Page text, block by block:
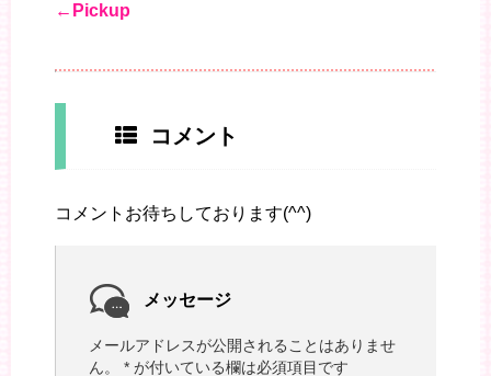
←Pickup
コメント
コメントお待ちしております(^^)
メッセージ
メールアドレスが公開されることはありませ
ん。
* が付いている欄は必須項目です